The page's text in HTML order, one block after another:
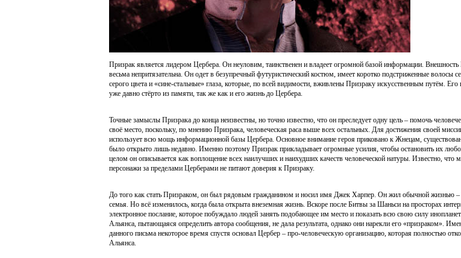
Призрак является лидером Цербера. Он неуловим, таинственен и владеет огромной базой информации. Внешность
весьма непритязательна. Он одет в безупречный футуристический костюм, имеет коротко подстриженные волосы
серого цвета и «сине-стальные» глаза, которые, по всей видимости, вживлены Призраку искусственным путём.
уже давно стёрто из памяти, так же как и его жизнь до Цербера.
Точные замыслы Призрака до конца неизвестны, но точно известно, что он преследует одну цель – помочь
своё место, поскольку, по мнению Призрака, человеческая раса выше всех остальных. Для достижения своей
использует всю мощь информационной базы Цербера. Основное внимание героя приковано к Жнецам,
было открыто лишь недавно. Именно поэтому Призрак прикладывает огромные усилия, чтобы остановить их
целом он описывается как воплощение всех наилучших и наихудших качеств человеческой натуры. Известно, что
персонажи за пределами Церберами не питают доверия к Призраку.
До того как стать Призраком, он был рядовым гражданином и носил имя Джек Харпер. Он жил обычной жизнью –
семья. Но всё изменилось, когда была открыта внеземная жизнь. Вскоре после Битвы за Шаньси на просторах
электронное послание, которое побуждало людей занять подобающее им место и показать всю свою силу
Альянса, пытающаяся определить автора сообщения, не дала результата, однако они нарекли его «призраком».
данного письма некоторое время спустя основал Цербер – про-человеческую организацию, которая полностью
Альянса.